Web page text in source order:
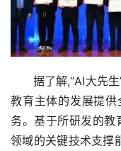
据了解,“AI大先
教育主体的发展提
务。基于所研发的教
领域的关键技术支撑